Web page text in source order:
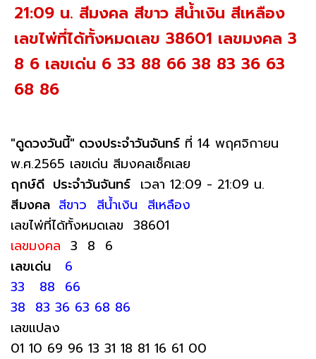
21:09 น. สีมงคล สีขาว สีน้ำเงิน สีเหลือง
เลขไพ่ที่ได้ทั้งหมดเลข 38601 เลขมงคล 3
8 6 เลขเด่น 6 33 88 66 38 83 36 63
68 86
"ดูดวงวันนี้" ดวงประจำวันจันทร์ ที่ 14 พฤศจิกายน
พ.ศ.2565 เลขเด่น สีมงคลเช็คเลย
ฤกษ์ดี ประจำวันจันทร์ เวลา 12:09 - 21:09 น.
สีมงคล สีขาว สีน้ำเงิน สีเหลือง
เลขไพ่ที่ได้ทั้งหมดเลข 38601
เลขมงคล 3 8 6
เลขเด่น
6
33 88 66
38 83 36 63 68 86
เลขแปลง
01 10 69 96 13 31 18 81 16 61 00